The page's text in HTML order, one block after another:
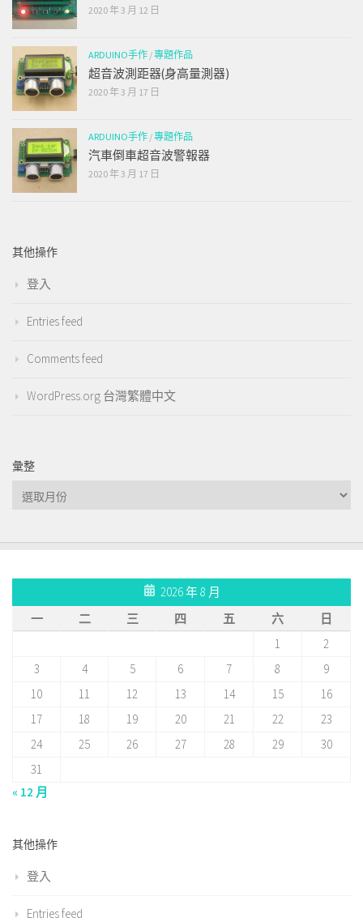
2020 年 3 月 12 日
ARDUINO手作 /專題作品
超音波測距器(身高量測器)
2020 年 3 月 17 日
ARDUINO手作 /專題作品
汽車倒車超音波警報器
2020 年 3 月 17 日
其他操作
登入
Entries feed
Comments feed
WordPress.org 台灣繁體中文
彙整
彙
2026 年 8 月
一
二 三 四 五 六
日
1
2
3
4 5 6 7 8
9
10
11 12 13 14 15
16
17
18 19 20 21 22
23
24
25 26 27 28 29
30
31
« 12 月
其他操作
登入
Entries feed